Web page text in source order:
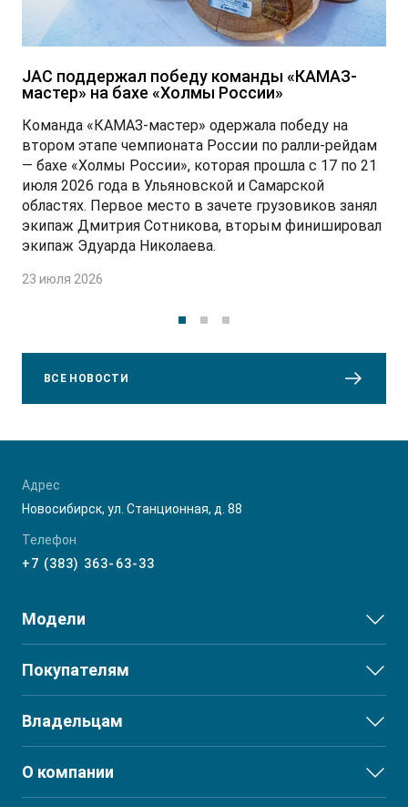
JAC поддержал победу команды «КАМАЗ-
мастер» на бахе «Холмы России»
Команда «КАМАЗ-мастер» одержала победу на
втором этапе чемпионата России по ралли-рейдам
— бахе «Холмы России», которая прошла с 17 по 21
июля 2026 года в Ульяновской и Самарской
областях. Первое место в зачете грузовиков занял
экипаж Дмитрия Сотникова, вторым финишировал
экипаж Эдуарда Николаева.
23 июля 2026
ВСЕ НОВОСТИ
Адрес
Новосибирск, ул. Станционная, д. 88
Телефон
+7 (383) 363-63-33
Модели
JS3
JS6
J7
Покупателям
Выбор и покупка
Финансы и услуги
Владельцам
Сервис
Поддержка
О компании